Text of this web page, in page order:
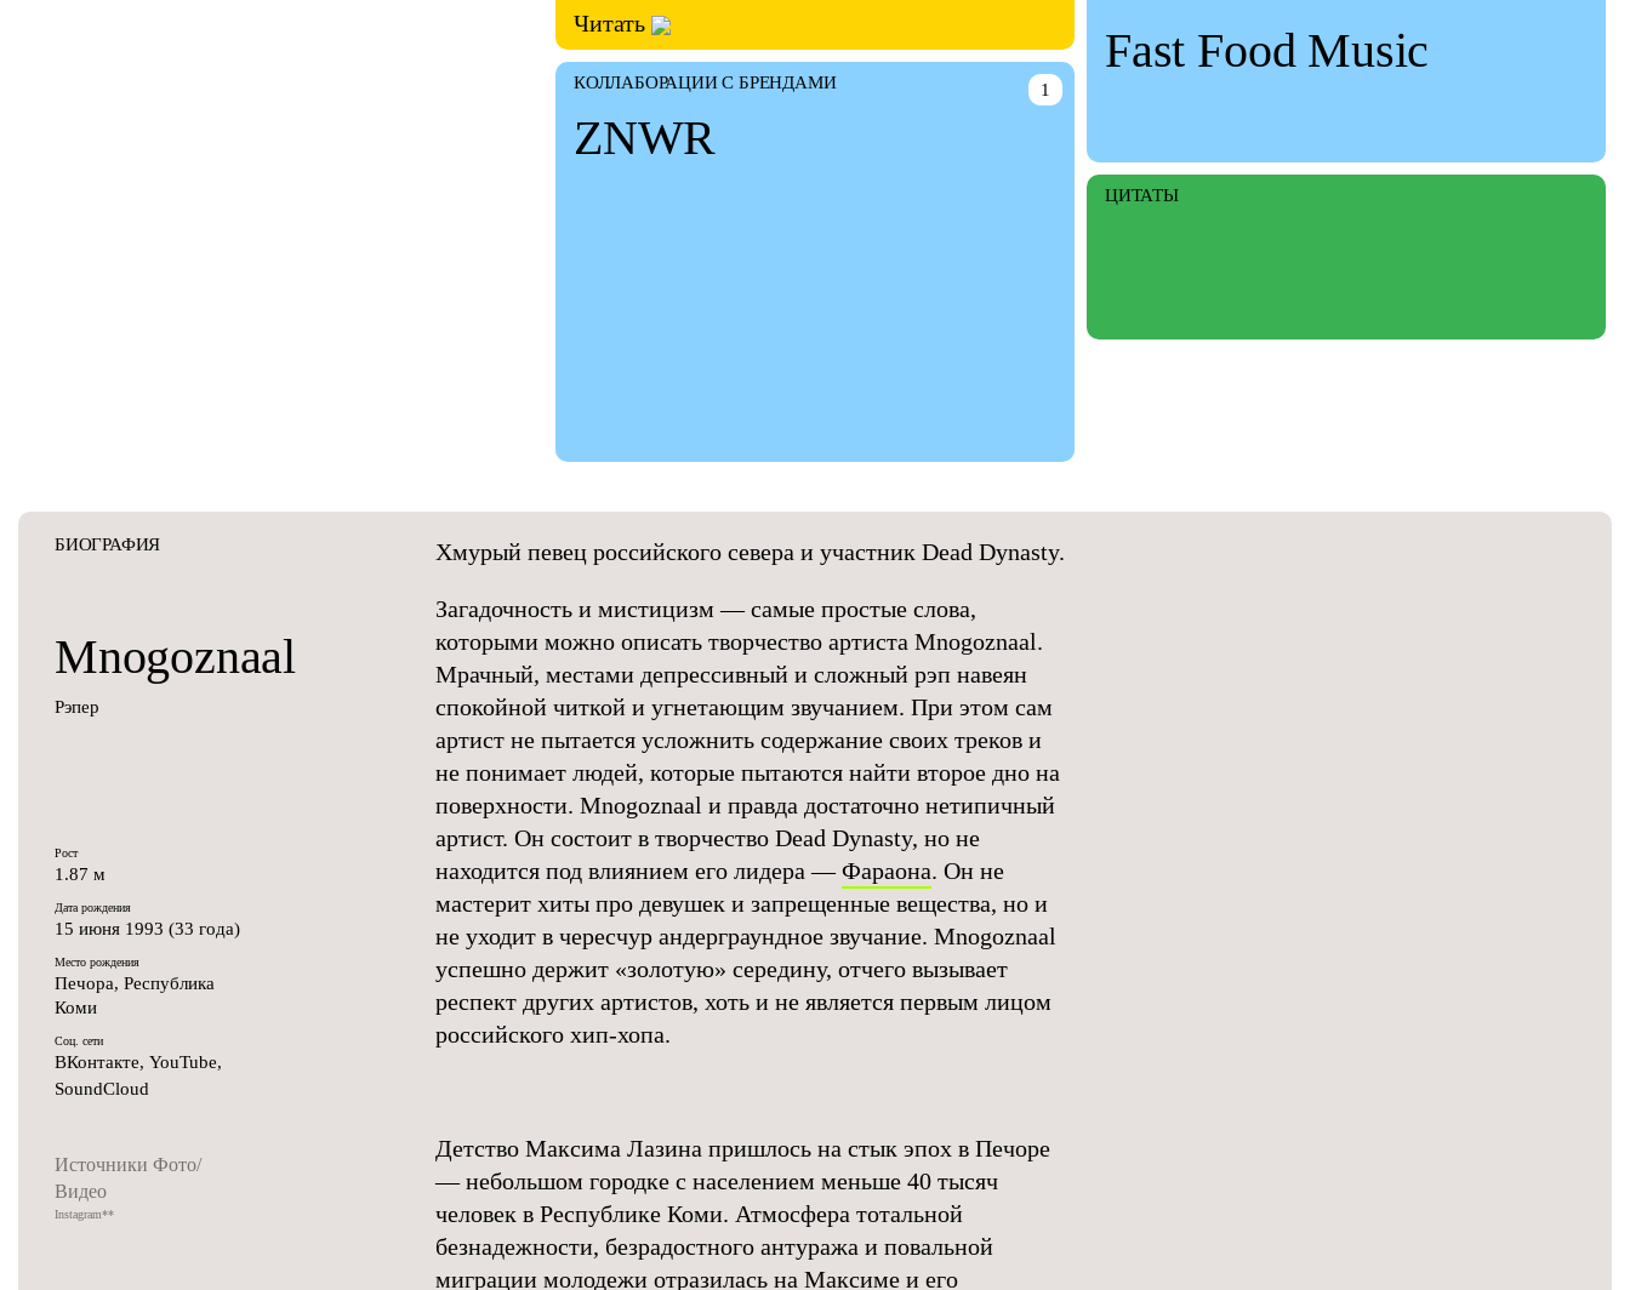
Читать
1
КОЛЛАБОРАЦИИ С БРЕНДАМИ
ZNWR
Fast Food Music
ЦИТАТЫ
БИОГРАФИЯ
Mnogoznaal
Рэпер
Рост
1.87 м
Дата рождения
15 июня 1993 (33 года)
Место рождения
Печора, Республика
Коми
Соц. сети
ВКонтакте, YouTube,
SoundCloud
Источники Фото/
Видео
Instagram**
Хмурый певец российского севера и участник Dead Dynasty.
Загадочность и мистицизм — самые простые слова,
которыми можно описать творчество артиста Mnogoznaal.
Мрачный, местами депрессивный и сложный рэп навеян
спокойной читкой и угнетающим звучанием. При этом сам
артист не пытается усложнить содержание своих треков и
не понимает людей, которые пытаются найти второе дно на
поверхности. Mnogoznaal и правда достаточно нетипичный
артист. Он состоит в творчество Dead Dynasty, но не
находится под влиянием его лидера —Фараона. Он не
мастерит хиты про девушек и запрещенные вещества, но и
не уходит в чересчур андерграундное звучание. Mnogoznaal
успешно держит «золотую» середину, отчего вызывает
респект других артистов, хоть и не является первым лицом
российского хип-хопа.
Детство Максима Лазина пришлось на стык эпох в Печоре
— небольшом городке с населением меньше 40 тысяч
человек в Республике Коми. Атмосфера тотальной
безнадежности, безрадостного антуража и повальной
миграции молодежи отразилась на Максиме и его